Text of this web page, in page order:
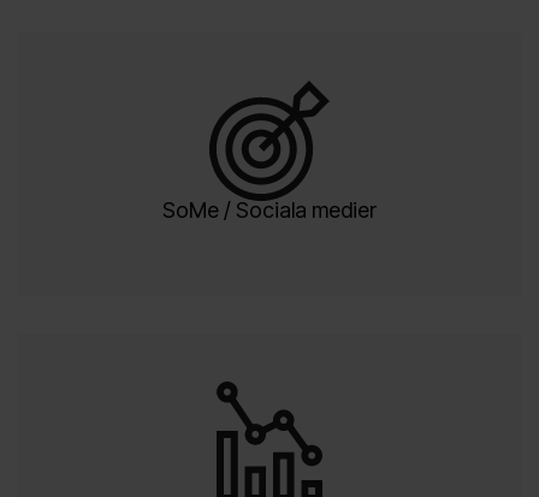
SoMe / Sociala medier